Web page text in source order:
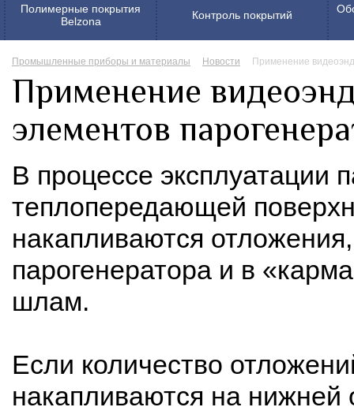
Полимерные покрытия
Belzona
Контроль покрытий
Промышленные приборы и материалы Новости Применение
Применение
элементов
В процессе эксплуатации
теплопередающей
накапливаются
парогенератора и в
шлам.
Если количество
накапливаются на